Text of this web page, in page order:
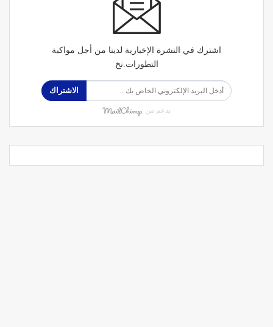
اشترك في النشرة الإخبارية لدينا من أجل مواكبة
التطورات.نخ
الاشتراك
بدعم من